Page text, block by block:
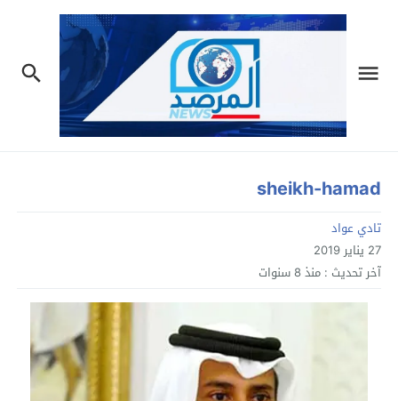
sheikh-hamad
تادي عواد
27 يناير 2019
آخر تحديث : منذ 8 سنوات